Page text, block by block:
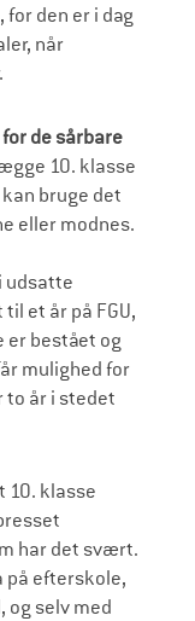
den er i dag
når
de sårbare
10. klasse
bruge det
eller modnes.
udsatte
et år på FGU,
er bestået og
mulighed for
to år i stedet
10. klasse
har det svært.
på efterskole,
og selv med